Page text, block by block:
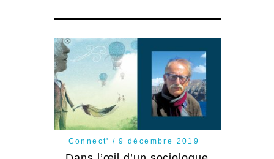
Connect' 9 décembre 2019